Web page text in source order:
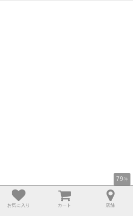
お気に入り カート 店舗
79件